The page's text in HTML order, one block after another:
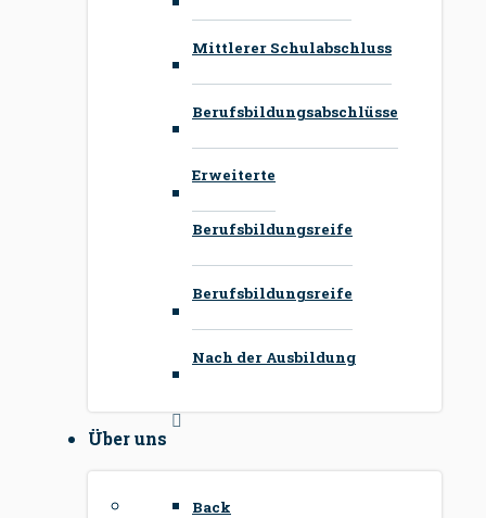
Mittlerer Schulabschluss
Berufsbildungsabschlüsse
Erweiterte
Berufsbildungsreife
Berufsbildungsreife
Nach der Ausbildung
Über uns
Back